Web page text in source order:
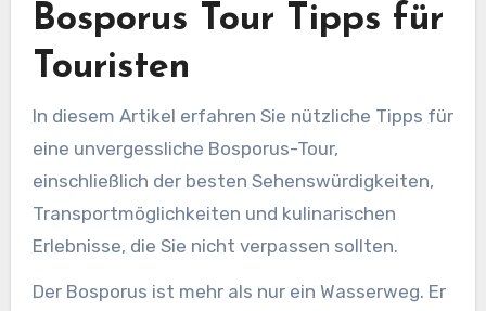
Bosporus Tour Tipps für
Touristen
In diesem Artikel erfahren Sie nützliche Tipps für
eine unvergessliche Bosporus-Tour,
einschließlich der besten Sehenswürdigkeiten,
Transportmöglichkeiten und kulinarischen
Erlebnisse, die Sie nicht verpassen sollten.
Der Bosporus ist mehr als nur ein Wasserweg. Er